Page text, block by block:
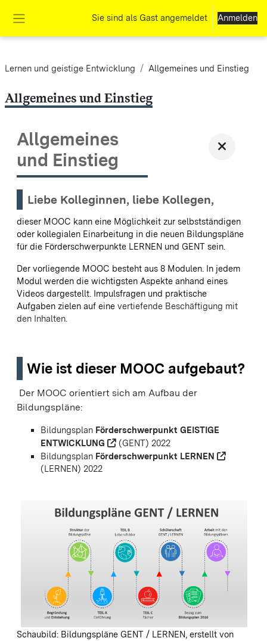
Sie sind als Gast angemeldet Anmelden
Lernen und geistige Entwicklung Allgemeines und Einstieg
Allgemeines und Einstieg
Allgemeines
und Einstieg
Liebe Kolleginnen, liebe Kollegen,
dieser MOOC kann eine Möglichkeit zur selbstständigen
oder kollegialen Einarbeitung in die neuen Bildungspläne
für die Förderschwerpunkte LERNEN und GENT sein.
Der vorliegende MOOC besteht aus 8 Modulen. In jedem
Modul werden die wichtigsten Aspekte anhand eines
Videos dargestellt. Impulsfragen und praktische
Aufgaben zielen auf eine vertiefende Beschäftigung mit
den Inhalten.
Wie ist dieser MOOC aufgebaut?
Der MOOC orientiert sich am Aufbau der
Bildungspläne:
Bildungsplan Förderschwerpunkt GEISTIGE
ENTWICKLUNG
(GENT) 2022
Bildungsplan Förderschwerpunkt LERNEN
(LERNEN) 2022
Schaubild: Bildungspläne GENT / LERNEN, erstellt von